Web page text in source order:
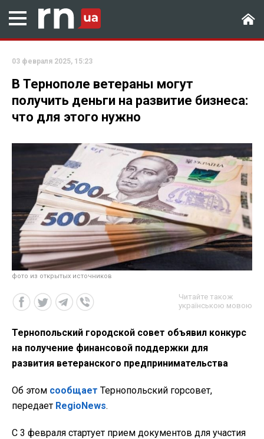
03 февраля 2025, 15:23
В Тернополе ветераны могут
получить деньги на развитие бизнеса:
что для этого нужно
фото из открытых источников
Читайте також
українською мовою
Тернопольский городской совет объявил конкурс
на получение финансовой поддержки для
развития ветеранского предпринимательства
Об этом сообщает Тернопольский горсовет,
передает RegioNews.
С 3 февраля стартует прием документов для участия